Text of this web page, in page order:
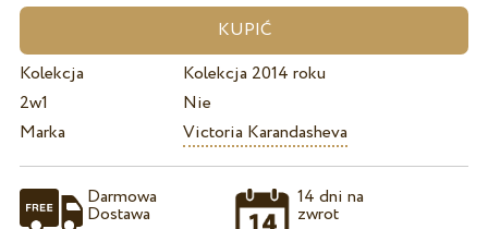
Kolekcja
Kolekcja 2014 roku
2w1
Nie
Marka
Victoria Karandasheva
Darmowa
Dostawa
14 dni na
zwrot